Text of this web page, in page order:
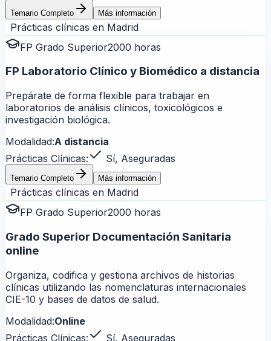
Temario Completo Más información
Prácticas clínicas en Madrid
FP Grado Superior2000 horas
FP Laboratorio Clínico y Biomédico a distancia
Prepárate de forma flexible para trabajar en
laboratorios de análisis clínicos, toxicológicos e
investigación biológica.
Modalidad:A distancia
Prácticas Clínicas:
Sí, Aseguradas
Temario Completo Más información
Prácticas clínicas en Madrid
FP Grado Superior2000 horas
Grado Superior Documentación Sanitaria
online
Organiza, codifica y gestiona archivos de historias
clínicas utilizando las nomenclaturas internacionales
CIE-10 y bases de datos de salud.
Modalidad:Online
Prácticas Clínicas:
Sí, Aseguradas